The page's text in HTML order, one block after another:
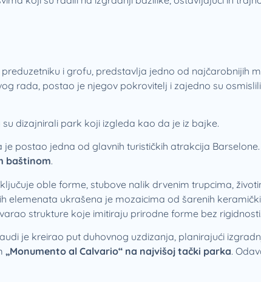
i grofu, predstavlja jedno od najčarobnijih
rada, postao je njegov pokrovitelj i zajedno su
dizajnirali park koji izgleda kao da je iz bajke.
postao jedna od glavnih turističkih atrakcija Barselone.
baštinom.
oble forme, stubove nalik drvenim trupcima,
elemenata ukrašena je mozaicima od šarenih
strukture koje imitiraju prirodne forme bez rigidnosti.
je kreirao put duhovnog uzdizanja, planirajući
„Monumento al Calvario“ na najvišoj tački parka.